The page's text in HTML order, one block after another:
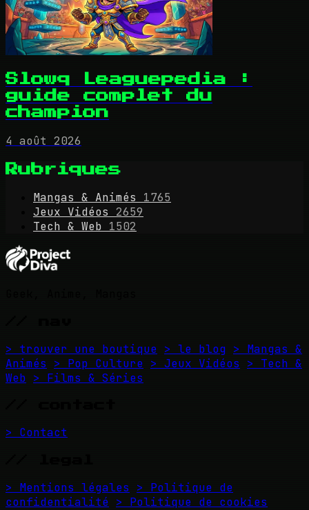
Slowq Leaguepedia :
guide complet du
champion
4 août 2026
Rubriques
Mangas & Animés
1765
Jeux Vidéos
2659
Tech & Web 1502
> trouver une boutique > le blog > Mangas &
Animés
> Pop Culture > Jeux Vidéos
> Tech &
Web > Films & Séries
> Contact
> Mentions légales
> Politique de
confidentialité > Politique de cookies